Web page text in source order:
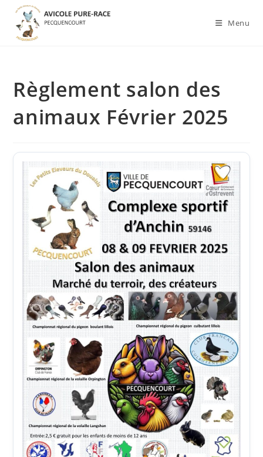
content
Menu
Règlement salon des
animaux Février 2025